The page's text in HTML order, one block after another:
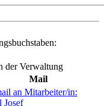
der Verwaltung
Mail